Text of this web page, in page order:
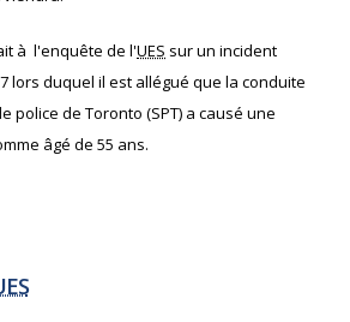
à l'enquête de l'UES sur un incident
lors duquel il est allégué que la conduite
police de Toronto (SPT) a causé une
âgé de 55 ans.